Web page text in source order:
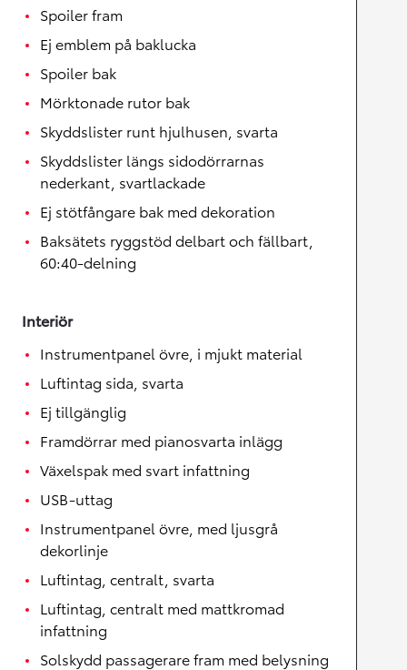
Spoiler fram
Ej emblem på baklucka
Spoiler bak
Mörktonade rutor bak
Skyddslister runt hjulhusen, svarta
Skyddslister längs sidodörrarnas
nederkant, svartlackade
Ej stötfångare bak med dekoration
Baksätets ryggstöd delbart och fällbart,
60:40-delning
Interiör
Instrumentpanel övre, i mjukt material
Luftintag sida, svarta
Ej tillgänglig
Framdörrar med pianosvarta inlägg
Växelspak med svart infattning
USB-uttag
Instrumentpanel övre, med ljusgrå
dekorlinje
Luftintag, centralt, svarta
Luftintag, centralt med mattkromad
infattning
Solskydd passagerare fram med belysning